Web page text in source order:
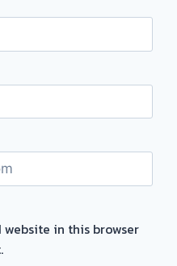
website in this browser